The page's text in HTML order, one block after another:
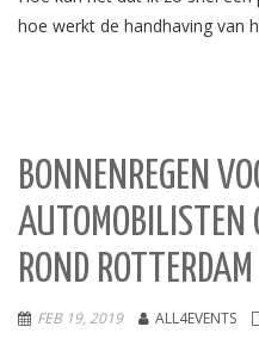
hoe werkt de handhaving van
BONNENREGEN
AUTOMOBILISTEN
ROND ROTTERDAM
FEB 19, 2019 ALL4EVENTS